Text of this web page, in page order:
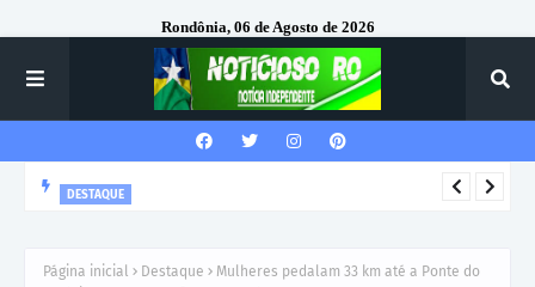
Rondônia, 06 de Agosto de 2026
DESTAQUE
Página inicial Destaque
Mulheres pedalam 33 km até a Ponte do